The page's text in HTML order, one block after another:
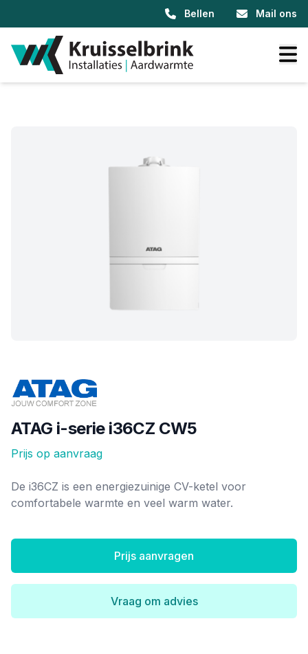
Bellen Mail ons
ATAG i-serie i36CZ CW5
Prijs op aanvraag
Merk
De i36CZ is een energiezuinige CV-ketel voor
comfortabele warmte en veel warm water.
Prijs aanvragen
Vraag om advies